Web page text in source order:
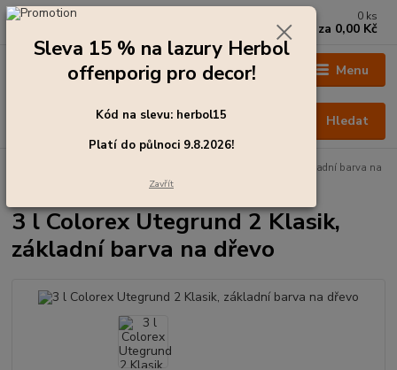
Menu
Hledat
+420 273 136 255
0 ks
za 0,00 Kč
3 l Colorex Utegrund 2 Klasik, základní barva na
3 l Colorex Utegrund 2 Klasik,
základní barva na dřevo
Sleva 15 % na lazury Herbol
offenporig pro decor!
Kód na slevu: herbol15
Platí do půlnoci 9.8.2026!
Zavřít